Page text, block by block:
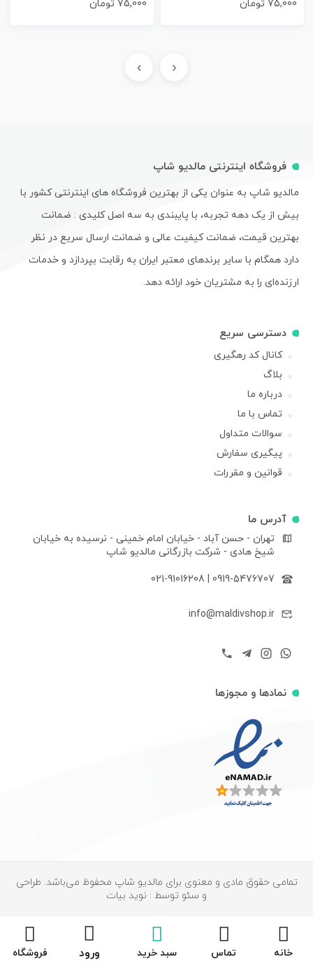
75,000 تومان 75,000 تومان
‹
›
فروشگاه اینترنتی مالدیو شاپ
مالدیو شاپ به عنوان یکی از بهترین فروشگاه های اینترنتی کشور با
بیش از یک دهه تجربه، با پایبندی به سه اصل کلیدی : ضمانت
بهترین قیمت، ضمانت کیفیت عالی و ضمانت ارسال سریع در نظر
دارد همگام با سایر برندهای معتبر ایران به رقابت بپردازد و خدمات
ارزنده‌ای را به مشتریان خود ارائه دهد.
دسترسی سریع
کانال کد رهگیری
بلاگ
درباره ما
تماس با ما
سوالات متداول
پیگیری سفارش
قوانین و مقررات
آدرس ما
تهران - حسن آباد - خیابان امام خمینی - نرسیده به خیابان
شیخ هادی - شرکت بازرگانی مالدیو شاپ
0919-5476707
021-91016208
info@maldivshop.ir
نمادها و مجوزها
تمامی حقوق مادی و معنوی برای مالدیو شاپ محفوظ می‌باشد. طراحی
و سئو توسط : نوید بیات
خانه تماس سبد خرید ورود فروشگاه